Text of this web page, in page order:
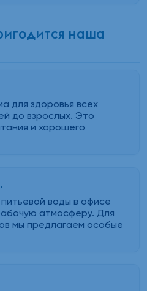
наша
для здоровья всех
до взрослых. Это
и хорошего
воды в офисе
атмосферу. Для
мы предлагаем особые